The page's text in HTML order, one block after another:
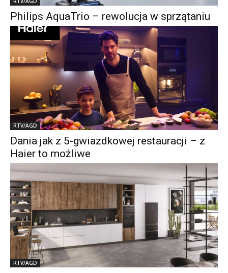
Philips AquaTrio – rewolucja w sprzątaniu
RTV/AGD
Dania jak z 5-gwiazdkowej restauracji – z
Haier to możliwe
RTV/AGD